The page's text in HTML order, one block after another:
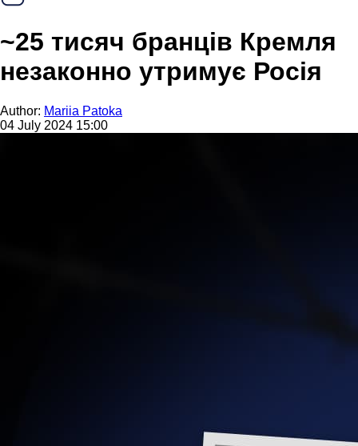
~25 тисяч бранців Кремля
незаконно утримує Росія
Author: Mariia Patoka
04 July 2024 15:00